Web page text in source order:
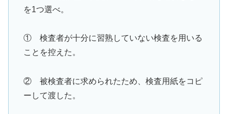
を1つ選べ。
① 検査者が十分に習熟していない検査を用いる
ことを控えた。
② 被検査者に求められたため、検査用紙をコピ
ーして渡した。